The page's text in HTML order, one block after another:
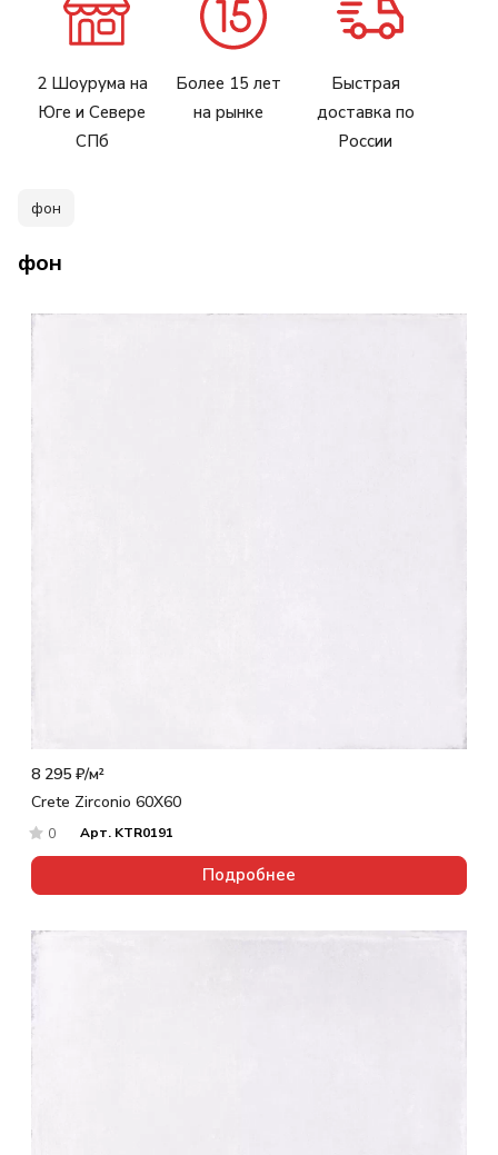
2 Шоурума на
Юге и Севере
СПб
Более 15 лет
на рынке
Быстрая
доставка по
России
фон
фон
8 295 ₽/м²
Crete Zirconio 60X60
0 Арт. KTR0191
Подробнее